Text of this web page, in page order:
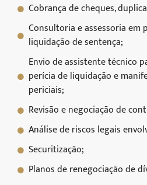
Cobrança de cheques,
Consultoria e assessoria em
liquidação de sentença;
Envio de assistente técnico
perícia de liquidação e
periciais;
Revisão e negociação de
Análise de riscos legais
Securitização;
Planos de renegociação de